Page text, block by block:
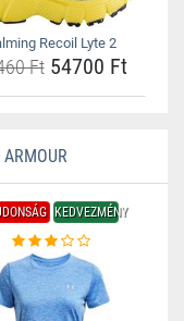
Recoil Lyte 2
Ft54700 Ft
KEDVEZMÉNY